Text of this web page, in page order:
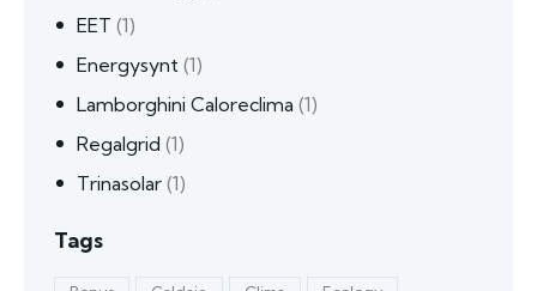
EET (1)
Energysynt (1)
Lamborghini Caloreclima (1)
Regalgrid (1)
Trinasolar (1)
Tags